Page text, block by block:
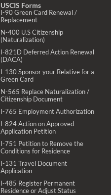
USCIS Forms
I-90 Green Card Renewal /
Replacement
N-400 U.S Citizenship
(Naturalization)
I-821D Deferred Action Renewal
(DACA)
I-130 Sponsor your Relative for a
Green Card
N-565 Replace Naturalization /
Citizenship Document
I-765 Employment Authorization
I-824 Action on Approved
Application Petition
I-751 Petition to Remove the
Conditions for Residence
I-131 Travel Document
Application
I-485 Register Permanent
Residence or Adjust Status